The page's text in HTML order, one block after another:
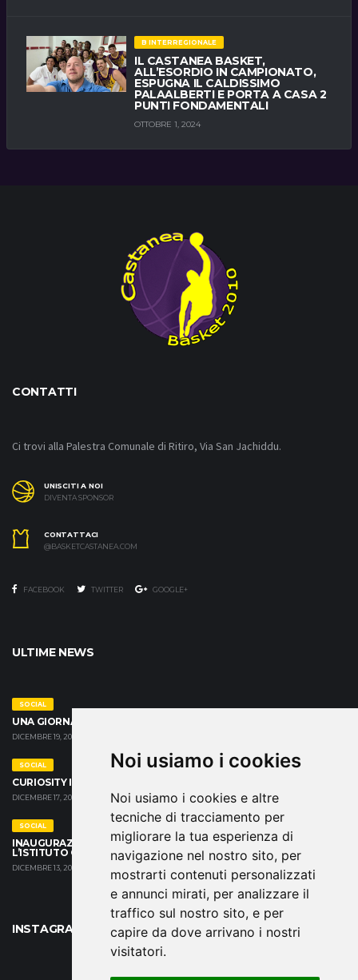
Noi usiamo i cookies
Noi usiamo i cookies e altre
tecniche di tracciamento per
migliorare la tua esperienza di
navigazione nel nostro sito, per
mostrarti contenuti personalizzati
e annunci mirati, per analizzare il
traffico sul nostro sito, e per
capire da dove arrivano i nostri
visitatori.
B INTERREGIONALE
IL CASTANEA BASKET,
ALL’ESORDIO IN CAMPIONATO,
ESPUGNA IL CALDISSIMO
PALAALBERTI E PORTA A CASA 2
PUNTI FONDAMENTALI
OTTOBRE 1, 2024
CONTATTI
Ci trovi alla Palestra Comunale di Ritiro, Via San Jachiddu.
UNISCITI A NOI
DIVENTA SPONSOR
CONTATTACI
@BASKETCASTANEA.COM
FACEBOOK TWITTER GOOGLE+
ULTIME NEWS
SOCIAL
UNA GIORNATA SPECIALE ALLA CASA FAMIGLIA CRISTO RE
DICEMBRE 19, 2024
SOCIAL
CURIOSITY IS YOUR SUPER POWER
DICEMBRE 17, 2024
SOCIAL
INAUGURAZIONE DELLA NUOVA PALESTRA SCOLASTICA PRESSO
L’ISTITUTO COMPRENSIVO SALVO D’ACQUISTO
DICEMBRE 13, 2024
INSTAGRAM